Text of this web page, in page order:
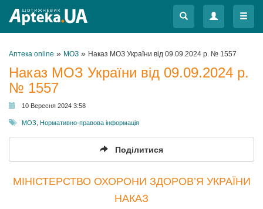
Меню
Меню
Аптека online » МОЗ » Наказ МОЗ України від 09.09.2024 р. № 1557
Наказ МОЗ України від 09.09.2024 р.
№ 1557
10 Вересня 2024 3:58
МОЗ Нормативно-правова інформація
Поділитися
МІНІСТЕРСТВО ОХОРОНИ ЗДОРОВ’Я УКРАЇНИ
НАКАЗ